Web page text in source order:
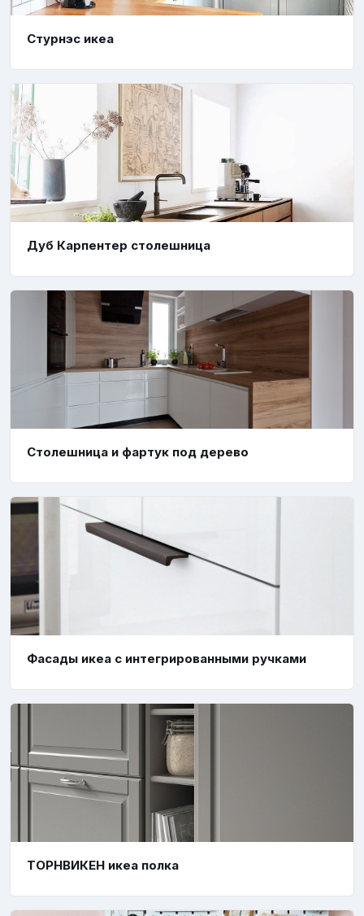
Стурнэс икеа
Дуб Карпентер столешница
Столешница и фартук под дерево
Фасады икеа с интегрированными ручками
ТОРНВИКЕН икеа полка